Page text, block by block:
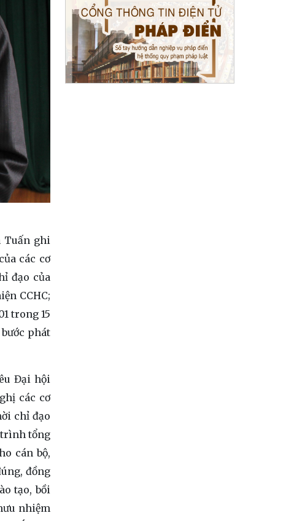
Tuấn ghi
các cơ
đạo của
CCHC;
trong 15
phát
Đại hội
các cơ
chỉ đạo
trình tổng
cán bộ,
đồng
tạo, bồi
nhiệm